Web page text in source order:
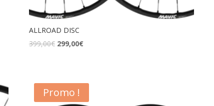
ALLROAD DISC
399,00€ 299,00€
Promo !